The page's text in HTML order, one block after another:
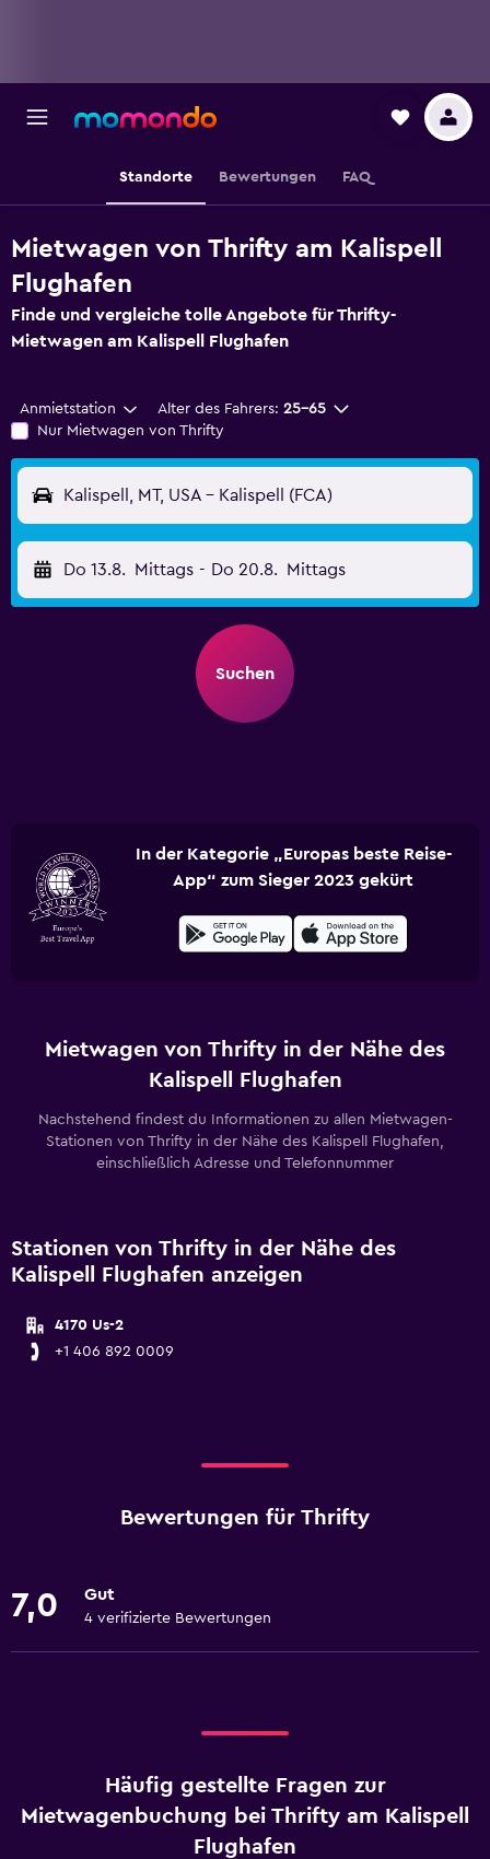
Standorte Bewertungen FAQ
Mietwagen von Thrifty am Kalispell
Flughafen
Finde und vergleiche tolle Angebote für Thrifty-
Mietwagen am Kalispell Flughafen
Anmietstation Alter des Fahrers: 25-65
Nur Mietwagen von Thrifty
Kalispell, MT, USA - Kalispell (FCA)
Do 13.8. Mittags - Do 20.8. Mittags
Suchen
In der Kategorie „Europas beste Reise-
App“ zum Sieger 2023 gekürt
Mietwagen von Thrifty in der Nähe des
Kalispell Flughafen
Nachstehend findest du Informationen zu allen Mietwagen-
Stationen von Thrifty in der Nähe des Kalispell Flughafen,
einschließlich Adresse und Telefonnummer
Stationen von Thrifty in der Nähe des
Kalispell Flughafen anzeigen
4170 Us-2
+1 406 892 0009
Bewertungen für Thrifty
7,0 Gut
4 verifizierte Bewertungen
Häufig gestellte Fragen zur
Mietwagenbuchung bei Thrifty am Kalispell
Flughafen